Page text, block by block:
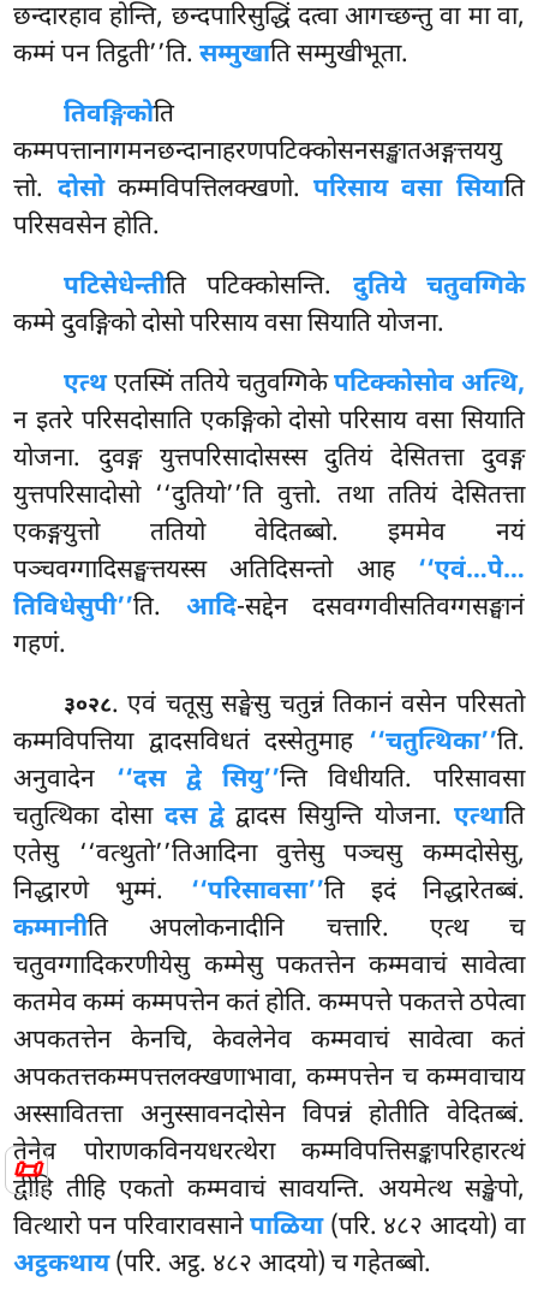
📜
छन्दारहावहोन्ति, छन्दपारिसुद्धिं दत्वा आगच्छन्तु वा मा वा,
कम्मं पन तिट्ठती’’ति.सम्मुखाति सम्मुखीभूता.
तिवङ्गिकोति
कम्मपत्तानागमनछन्दानाहरणपटिक्कोसनसङ्खातअङ्गत्तययु
त्तो. दोसोकम्मविपत्तिलक्खणो.परिसाय वसा सियाति
परिसवसेन होति.
पटिसेधेन्तीति पटिक्कोसन्ति. दुतिये चतुवग्गिके
कम्मे दुवङ्गिको दोसो परिसाय वसा सियाति योजना.
एत्थएतस्मिं ततिये चतुवग्गिकेपटिक्कोसोव अत्थि,
न इतरे परिसदोसाति एकङ्गिको दोसो परिसाय वसा सियाति
योजना. दुवङ्ग युत्तपरिसादोसस्स दुतियं देसितत्ता दुवङ्ग
युत्तपरिसादोसो ‘‘दुतियो’’तिवुत्तो. तथा ततियं देसितत्ता
एकङ्गयुत्तो ततियो वेदितब्बो. इममेव नयं
पञ्चवग्गादिसङ्घत्तयस्स अतिदिसन्तो आह ‘‘एवं…पे…
तिविधेसुपी’’ति. आदि-सद्देन दसवग्गवीसतिवग्गसङ्घानं
गहणं.
३०२८. एवं चतूसु सङ्घेसु चतुन्नं तिकानं वसेन परिसतो
कम्मविपत्तिया द्वादसविधतं दस्सेतुमाह ‘‘चतुत्थिका’’ति.
अनुवादेन ‘‘दस द्वे सियु’’न्ति विधीयति. परिसावसा
चतुत्थिका दोसा दस द्वेद्वादस सियुन्ति योजना. एत्थाति
एतेसु ‘‘वत्थुतो’’तिआदिना वुत्तेसु पञ्चसु कम्मदोसेसु,
निद्धारणे भुम्मं. ‘‘परिसावसा’’ति इदं निद्धारेतब्बं.
कम्मानीति अपलोकनादीनि चत्तारि. एत्थ च
चतुवग्गादिकरणीयेसु कम्मेसु पकतत्तेन कम्मवाचं सावेत्वा
कतमेव कम्मं कम्मपत्तेन कतं होति. कम्मपत्ते पकतत्ते ठपेत्वा
अपकतत्तेन केनचि, केवलेनेव कम्मवाचं सावेत्वा कतं
अपकतत्तकम्मपत्तलक्खणाभावा, कम्मपत्तेन च कम्मवाचाय
अस्सावितत्ता अनुस्सावनदोसेन विपन्नं होतीति वेदितब्बं.
तेनेव पोराणकविनयधरत्थेरा कम्मविपत्तिसङ्कापरिहारत्थं
द्वीहि तीहि एकतो कम्मवाचं सावयन्ति. अयमेत्थ सङ्खेपो,
वित्थारो पन परिवारावसानेपाळिया(परि. ४८२ आदयो) वा
अट्ठकथाय(परि. अट्ठ. ४८२ आदयो) च गहेतब्बो.